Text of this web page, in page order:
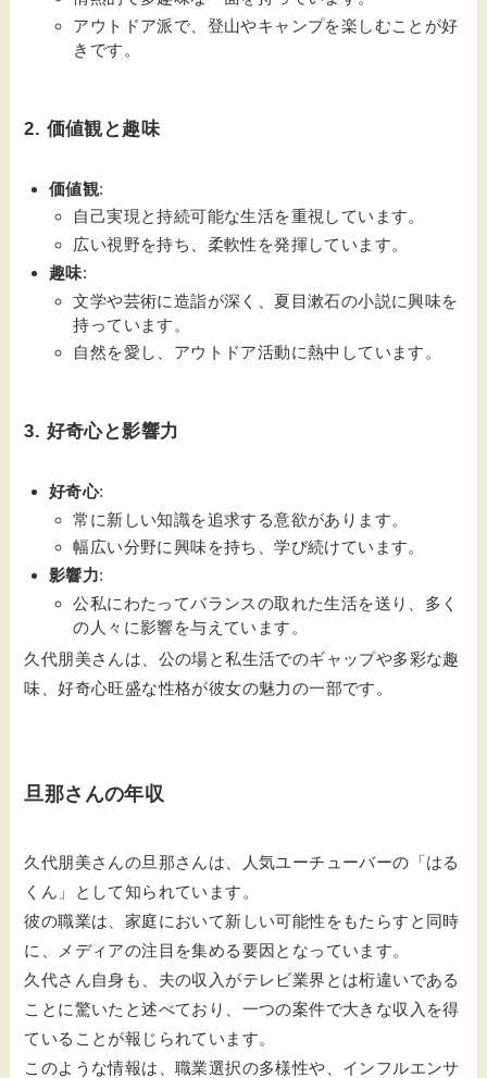
アウトドア派で、登山やキャンプを楽しむことが好
きです。
2. 価値観と趣味
価値観:
自己実現と持続可能な生活を重視しています。
広い視野を持ち、柔軟性を発揮しています。
趣味:
文学や芸術に造詣が深く、夏目漱石の小説に興味を
持っています。
自然を愛し、アウトドア活動に熱中しています。
3. 好奇心と影響力
好奇心:
常に新しい知識を追求する意欲があります。
幅広い分野に興味を持ち、学び続けています。
影響力:
公私にわたってバランスの取れた生活を送り、多く
の人々に影響を与えています。
久代朋美さんは、公の場と私生活でのギャップや多彩な趣
味、好奇心旺盛な性格が彼女の魅力の一部です。
旦那さんの年収
久代朋美さんの旦那さんは、人気ユーチューバーの「はる
くん」として知られています。
彼の職業は、家庭において新しい可能性をもたらすと同時
に、メディアの注目を集める要因となっています。
久代さん自身も、夫の収入がテレビ業界とは桁違いである
ことに驚いたと述べており、一つの案件で大きな収入を得
ていることが報じられています。
このような情報は、職業選択の多様性や、インフルエンサ